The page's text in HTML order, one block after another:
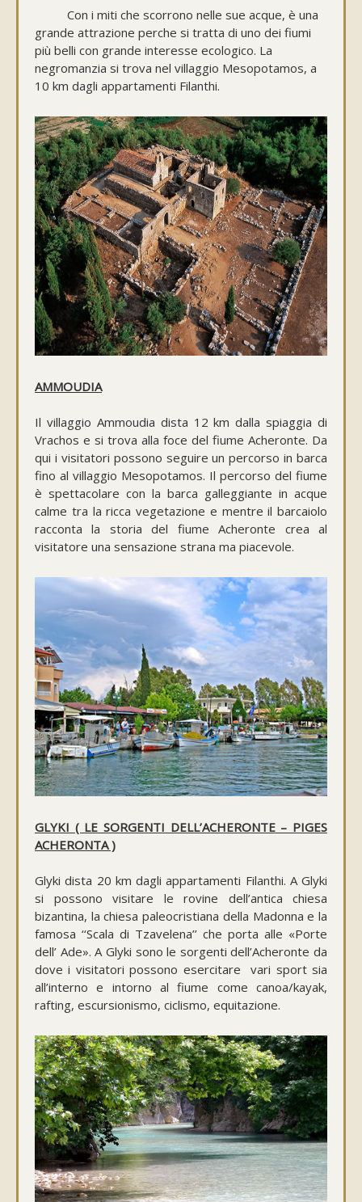
Con i miti che scorrono nelle sue acque, è una
grande attrazione perche si tratta di uno dei fiumi
più belli con grande interesse ecologico. La
negromanzia si trova nel villaggio Mesopotamos, a
10 km dagli appartamenti Filanthi.
AMMOUDIA
Il villaggio Ammoudia dista 12 km dalla spiaggia di
Vrachos e si trova alla foce del fiume Acheronte. Da
qui i visitatori possono seguire un percorso in barca
fino al villaggio Mesopotamos. Il percorso del fiume
è spettacolare con la barca galleggiante in acque
calme tra la ricca vegetazione e mentre il barcaiolo
racconta la storia del fiume Acheronte crea al
visitatore una sensazione strana ma piacevole.
GLYKI ( LE SORGENTI DELL’ACHERONTE – PIGES
ACHERONTA )
Glyki dista 20 km dagli appartamenti Filanthi. A Glyki
si possono visitare le rovine dell’antica chiesa
bizantina, la chiesa paleocristiana della Madonna e la
famosa ‘‘Scala di Tzavelena’’ che porta alle «Porte
dell’ Ade». A Glyki sono le sorgenti dell’Acheronte da
dove i visitatori possono esercitare vari sport sia
all’interno e intorno al fiume come canoa/kayak,
rafting, escursionismo, ciclismo, equitazione.